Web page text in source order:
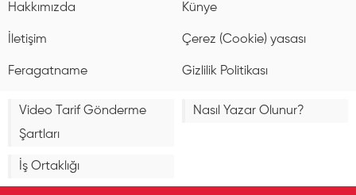
sabitleme
Hakkımızda Künye
İletişim Çerez (Cookie) yasası
Feragatname Gizlilik Politikası
Video Tarif Gönderme
Şartları
Nasıl Yazar Olunur?
İş Ortaklığı